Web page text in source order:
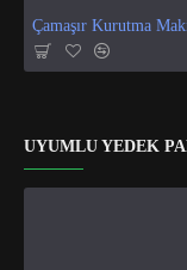
UYUMLU YEDEK